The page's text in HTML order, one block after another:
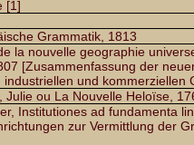
[1]
Grammatik, 1813
la nouvelle geographie
[Zusammenfassung der
und kommerziellen
Julie ou La Nouvelle Heloïse,
Institutiones ad fundamenta
zur Vermittlung der